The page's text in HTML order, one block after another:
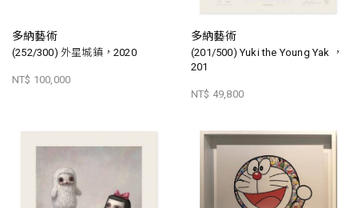
多納藝術
(252/300) 外星城鎮，2020
NT$ 100,000
多納藝術
(201/500) Yuki the Young Yak ，
201
NT$ 49,800